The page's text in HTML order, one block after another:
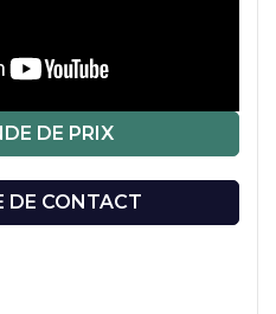
DE PRIX
DE CONTACT